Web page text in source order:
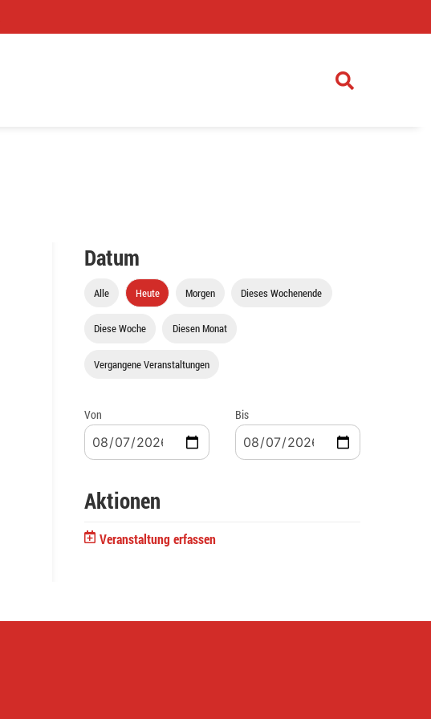
Datum
Alle Heute Morgen Dieses Wochenende
Diese Woche Diesen Monat
Vergangene Veranstaltungen
Von Bis
Aktionen
Veranstaltung erfassen